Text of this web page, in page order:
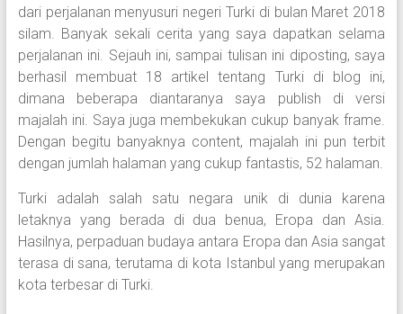
dari perjalanan menyusuri negeri Turki di bulan Maret 2018
silam. Banyak sekali cerita yang saya dapatkan selama
perjalanan ini. Sejauh ini, sampai tulisan ini diposting, saya
berhasil membuat 18 artikel tentang Turki di blog ini,
dimana beberapa diantaranya saya publish di versi
majalah ini. Saya juga membekukan cukup banyak frame.
Dengan begitu banyaknya content, majalah ini pun terbit
dengan jumlah halaman yang cukup fantastis, 52 halaman.
Turki adalah salah satu negara unik di dunia karena
letaknya yang berada di dua benua, Eropa dan Asia.
Hasilnya, perpaduan budaya antara Eropa dan Asia sangat
terasa di sana, terutama di kota Istanbul yang merupakan
kota terbesar di Turki.